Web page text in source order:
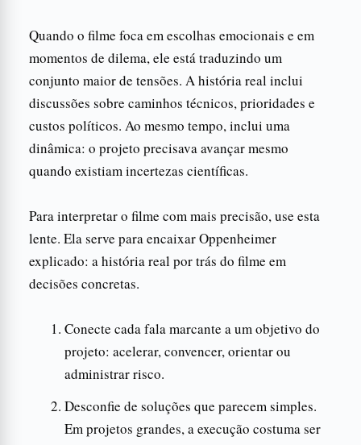
Quando o filme foca em escolhas emocionais e em
momentos de dilema, ele está traduzindo um
conjunto maior de tensões. A história real inclui
discussões sobre caminhos técnicos, prioridades e
custos políticos. Ao mesmo tempo, inclui uma
dinâmica: o projeto precisava avançar mesmo
quando existiam incertezas científicas.
Para interpretar o filme com mais precisão, use esta
lente. Ela serve para encaixar Oppenheimer
explicado: a história real por trás do filme em
decisões concretas.
Conecte cada fala marcante a um objetivo do
projeto: acelerar, convencer, orientar ou
administrar risco.
Desconfie de soluções que parecem simples.
Em projetos grandes, a execução costuma ser